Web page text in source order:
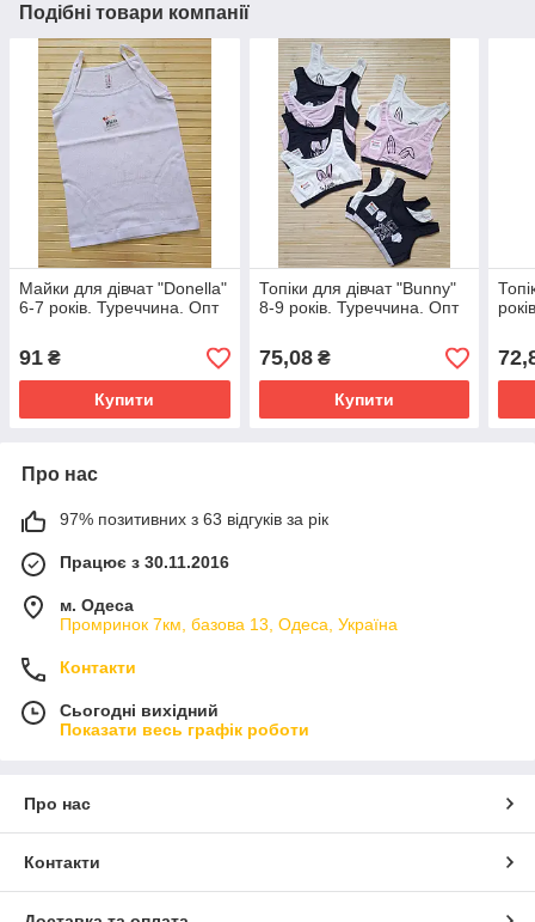
Подібні товари компанії
Майки для дівчат "Donella"
6-7 років. Туреччина. Опт
91 ₴
Купити
Топіки для дівчат "Bunny"
8-9 років. Туреччина. Опт
75,08₴
Купити
Про нас
97% позитивних з 63 відгуків за рік
Працює з 30.11.2016
м. Одеса
Промринок 7км, базова 13, Одеса, Україна
Контакти
Сьогодні вихідний
Показати весь графік роботи
Про нас
Контакти